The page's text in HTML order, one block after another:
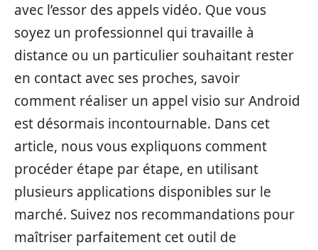
avec l’essor des appels vidéo. Que vous
soyez un professionnel qui travaille à
distance ou un particulier souhaitant rester
en contact avec ses proches, savoir
comment réaliser un appel visio sur Android
est désormais incontournable. Dans cet
article, nous vous expliquons comment
procéder étape par étape, en utilisant
plusieurs applications disponibles sur le
marché. Suivez nos recommandations pour
maîtriser parfaitement cet outil de